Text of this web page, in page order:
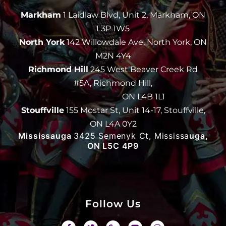
Markham 1 Laidlaw Blvd, Unit 2, Markham, ON
L3P 1W5
North York142 Willowdale Ave, North York, ON
M2N 4Y4
Richmond Hill245 West Beaver Creek Rd
#5A, Richmond Hill,
ON L4B 1L1
Stouffville155 Mostar St, Unit 14-17, Stouffville,
ON L4A 0Y2
Mississauga 3425 Semenyk Ct, Mississauga,
ON L5C 4P9
Follow Us